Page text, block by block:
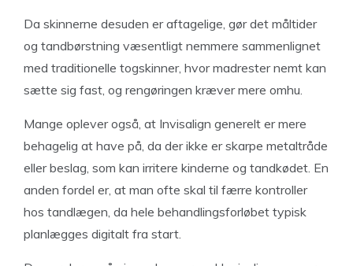
Da skinnerne desuden er aftagelige, gør det måltider
og tandbørstning væsentligt nemmere sammenlignet
med traditionelle togskinner, hvor madrester nemt kan
sætte sig fast, og rengøringen kræver mere omhu.
Mange oplever også, at Invisalign generelt er mere
behagelig at have på, da der ikke er skarpe metaltråde
eller beslag, som kan irritere kinderne og tandkødet. En
anden fordel er, at man ofte skal til færre kontroller
hos tandlægen, da hele behandlingsforløbet typisk
planlægges digitalt fra start.